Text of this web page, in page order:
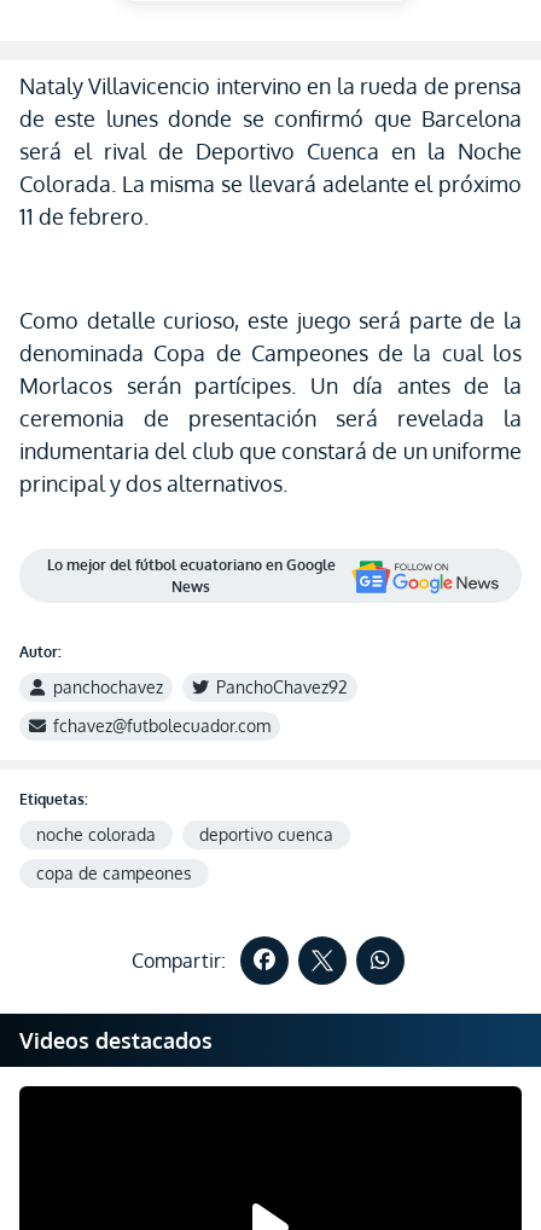
Nataly Villavicencio intervino en la rueda de prensa
de este lunes donde se confirmó que Barcelona
será el rival de Deportivo Cuenca en la Noche
Colorada. La misma se llevará adelante el próximo
11 de febrero.
Como detalle curioso, este juego será parte de la
denominada Copa de Campeones de la cual los
Morlacos serán partícipes. Un día antes de la
ceremonia de presentación será revelada la
indumentaria del club que constará de un uniforme
principal y dos alternativos.
Lo mejor del fútbol ecuatoriano en Google
News
Autor:
panchochavez
PanchoChavez92
fchavez@futbolecuador.com
Etiquetas:
noche colorada
deportivo cuenca
copa de campeones
Compartir:
Videos destacados